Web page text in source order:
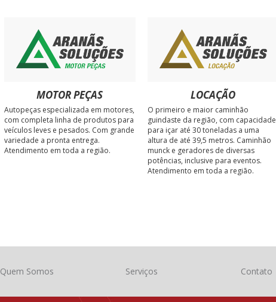
MOTOR PEÇAS
Autopeças especializada em motores,
com completa linha de produtos para
veículos leves e pesados. Com grande
variedade a pronta entrega.
Atendimento em toda a região.
LOCAÇÃO
O primeiro e maior caminhão
guindaste da região, com capacidade
para içar até 30 toneladas a uma
altura de até 39,5 metros. Caminhão
munck e geradores de diversas
potências, inclusive para eventos.
Atendimento em toda a região.
Quem Somos Serviços Contato